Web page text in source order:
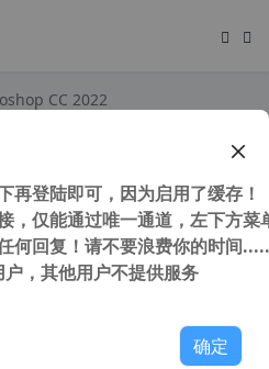
CC 2022
的PS2024卡到崩溃？几步快速
再登陆即可，因为启用了缓存！
，仅能通过唯一通道，左下方菜
何回复！请不要浪费你的时间
，其他用户不提供服务
确定